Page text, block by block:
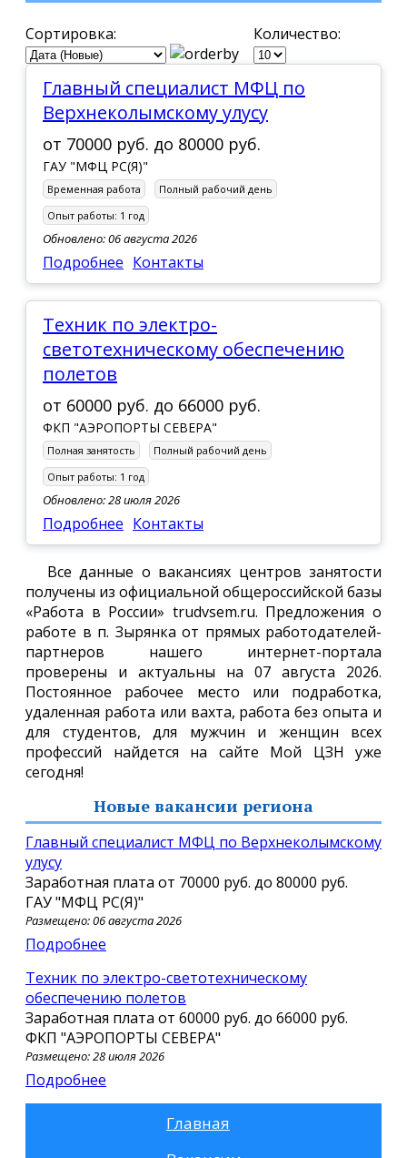
Сортировка: Количество:
Главный специалист МФЦ по
Верхнеколымскому улусу
от 70000 руб. до 80000 руб.
ГАУ "МФЦ РС(Я)"
Временная работа
Полный рабочий день
Опыт работы: 1 год
Обновлено: 06 августа 2026
Подробнее Контакты
Техник по электро-
светотехническому обеспечению
полетов
от 60000 руб. до 66000 руб.
ФКП "АЭРОПОРТЫ СЕВЕРА"
Полная занятость
Полный рабочий день
Опыт работы: 1 год
Обновлено: 28 июля 2026
Подробнее Контакты
Все данные о вакансиях центров занятости
получены из официальной общероссийской базы
«Работа в России» trudvsem.ru. Предложения о
работе в п. Зырянка от прямых работодателей-
партнеров нашего интернет-портала
проверены и актуальны на 07 августа 2026.
Постоянное рабочее место или подработка,
удаленная работа или вахта, работа без опыта и
для студентов, для мужчин и женщин всех
профессий найдется на сайте Мой ЦЗН уже
сегодня!
Новые вакансии региона
Главный специалист МФЦ по Верхнеколымскому
улусу
Заработная плата от 70000 руб. до 80000 руб.
ГАУ "МФЦ РС(Я)"
Размещено: 06 августа 2026
Подробнее
Техник по электро-светотехническому
обеспечению полетов
Заработная плата от 60000 руб. до 66000 руб.
ФКП "АЭРОПОРТЫ СЕВЕРА"
Размещено: 28 июля 2026
Подробнее
Главная